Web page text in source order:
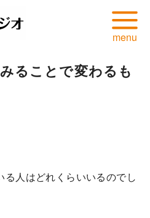
ることで変わるも
る人はどれくらいいるのでし